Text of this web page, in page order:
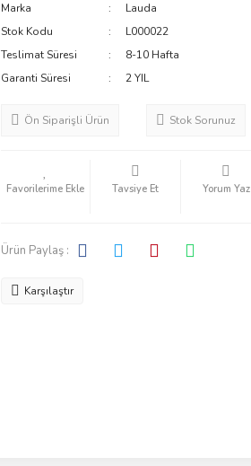
Marka
Lauda
Stok Kodu
L000022
Teslimat Süresi
8-10 Hafta
Garanti Süresi
2 YIL
Ön Siparişli Ürün Stok Sorunuz
Tavsiye Et Yorum Yaz
Ürün Paylaş :
Karşılaştır